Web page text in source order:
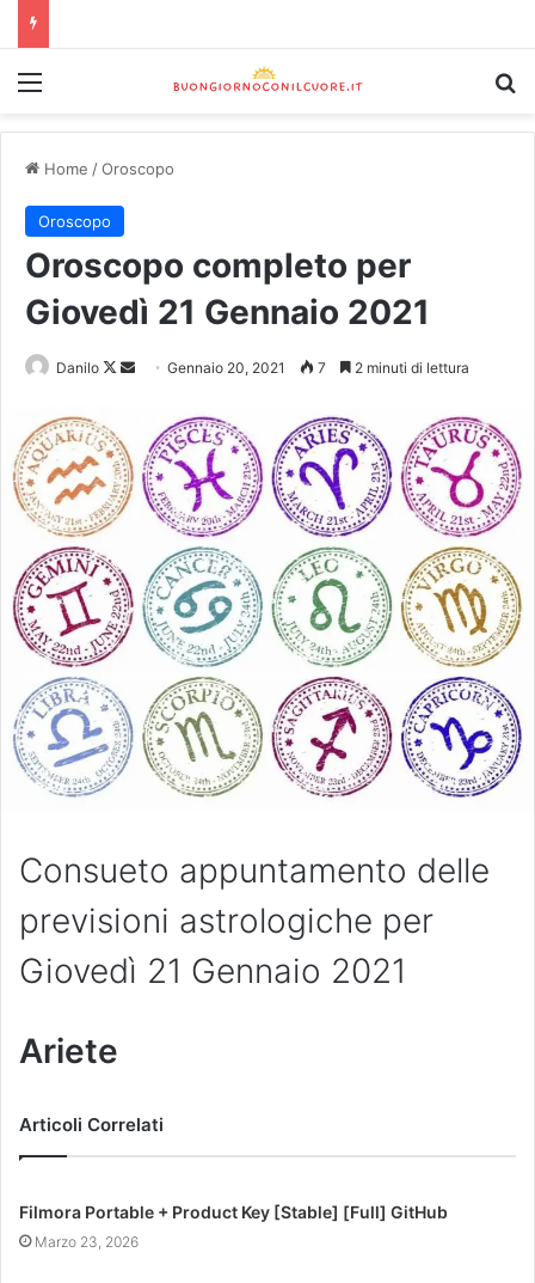
Home /Oroscopo
Oroscopo
Oroscopo completo per
Giovedì 21 Gennaio 2021
Danilo Gennaio 20, 2021 7 2 minuti di lettura
Consueto appuntamento delle
previsioni astrologiche per
Giovedì 21 Gennaio 2021
Ariete
Articoli Correlati
Filmora Portable + Product Key [Stable] [Full] GitHub
Marzo 23, 2026